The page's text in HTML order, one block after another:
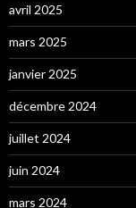
avril 2025
mars 2025
janvier 2025
décembre 2024
juillet 2024
juin 2024
mars 2024